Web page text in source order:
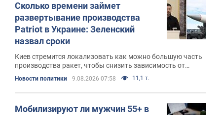
Сколько времени займет
развертывание производства
Patriot в Украине: Зеленский
назвал сроки
Киев стремится локализовать как можно большую часть
производства ракет, чтобы снизить зависимость от
поставок компонентов из других стран
Новости политики 9.08.2026 07:58 11,1 т.
Мобилизируют ли мужчин 55+ в